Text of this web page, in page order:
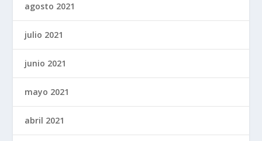
agosto 2021
julio 2021
junio 2021
mayo 2021
abril 2021